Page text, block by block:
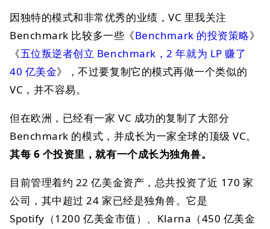
因独特的模式和非常优秀的业绩，VC 里我关注
Benchmark 比较多一些《Benchmark 的投资策略》
《五位叛逆者创立 Benchmark，2 年就为 LP 赚了
40 亿美金》，不过要复制它的模式再做一个类似的
VC，并不容易。
但在欧洲，已经有一家 VC 成功的复制了大部分
Benchmark 的模式，并成长为一家全球的顶级 VC。
其每 6 个投资里，就有一个成长为独角兽。
目前管理着约 22 亿美金资产，总共投资了近 170 家
公司，其中超过 24 家已经是独角兽。它是
Spotify（1200 亿美金市值）、Klarna（450 亿美金